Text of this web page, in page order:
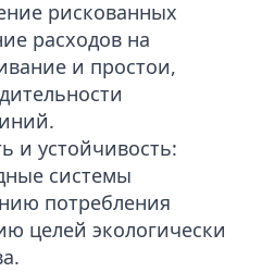
рискованных
расходов на
и простои,
и устойчивость:
системы
потребления
целей экологически